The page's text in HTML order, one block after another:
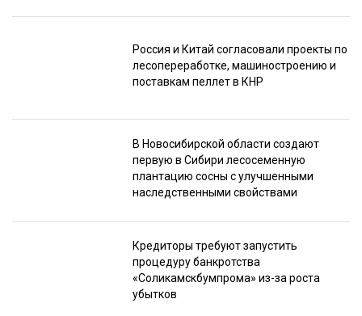
Россия и Китай согласовали проекты по
лесопереработке, машиностроению и
поставкам пеллет в КНР
В Новосибирской области создают
первую в Сибири лесосеменную
плантацию сосны с улучшенными
наследственными свойствами
Кредиторы требуют запустить
процедуру банкротства
«Соликамскбумпрома» из-за роста
убытков